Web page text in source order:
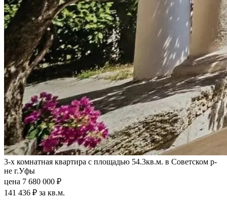
3-х комнатная квартира с площадью 54.3кв.м. в Советском р-
не г.Уфы
цена 7 680 000 ₽
141 436 ₽ за кв.м.